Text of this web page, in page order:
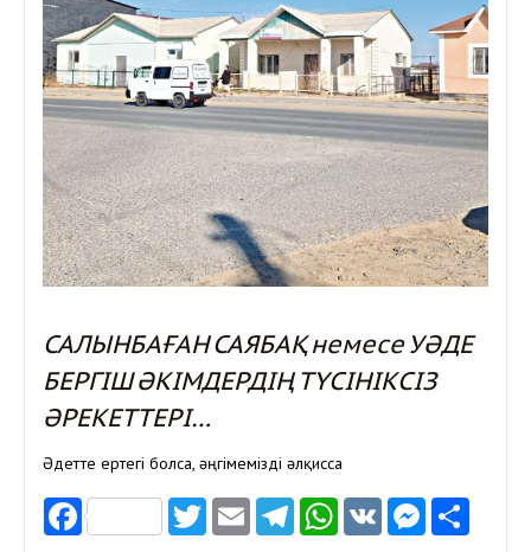
САЛЫНБАҒАН САЯБАҚ немесе УӘДЕ
БЕРГІШ ӘКІМДЕРДІҢ ТҮСІНІКСІЗ
ӘРЕКЕТТЕРІ…
Әдетте ертегі болса, әңгімемізді әлқисса
FacebookTwitter
EmailTelegram
WhatsApp
VK